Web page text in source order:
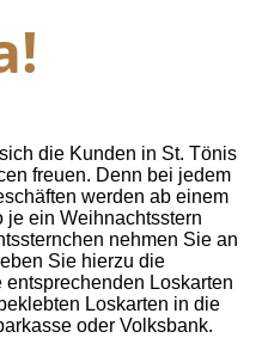
die Kunden in St. Tönis
freuen. Denn bei jedem
werden ab einem
je ein Weihnachtsstern
nehmen Sie an
Sie hierzu die
Loskarten
Loskarten in die
oder Volksbank.